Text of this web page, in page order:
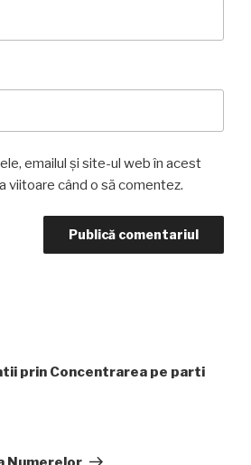
emailul și site-ul web în acest
viitoare când o să comentez.
prin Concentrarea pe parti